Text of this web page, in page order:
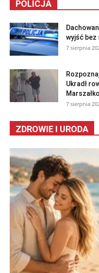
POLICJA
wyjść bez
7 sierpnia
Ukradł
7 sierpnia
ZDROWIE I URODA